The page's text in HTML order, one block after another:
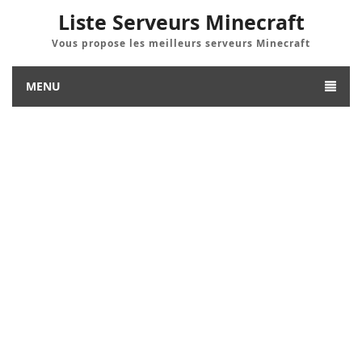
Liste Serveurs Minecraft
Vous propose les meilleurs serveurs Minecraft
MENU